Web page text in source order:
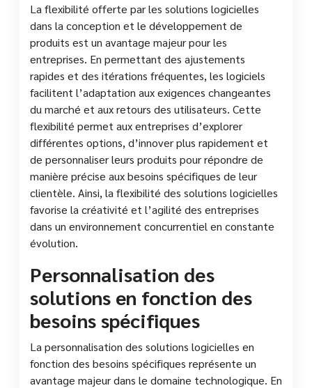
La flexibilité offerte par les solutions logicielles
dans la conception et le développement de
produits est un avantage majeur pour les
entreprises. En permettant des ajustements
rapides et des itérations fréquentes, les logiciels
facilitent l’adaptation aux exigences changeantes
du marché et aux retours des utilisateurs. Cette
flexibilité permet aux entreprises d’explorer
différentes options, d’innover plus rapidement et
de personnaliser leurs produits pour répondre de
manière précise aux besoins spécifiques de leur
clientèle. Ainsi, la flexibilité des solutions logicielles
favorise la créativité et l’agilité des entreprises
dans un environnement concurrentiel en constante
évolution.
Personnalisation des
solutions en fonction des
besoins spécifiques
La personnalisation des solutions logicielles en
fonction des besoins spécifiques représente un
avantage majeur dans le domaine technologique. En